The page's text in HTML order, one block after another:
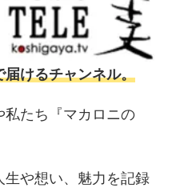
けるチャンネル。
私たち『マカロニの
生や想い、魅力を記録